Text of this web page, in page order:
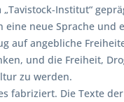
Institut“
eine neue Sprache und
auf angebliche
und die Freiheit,
zu werden.
fabriziert. Die Texte